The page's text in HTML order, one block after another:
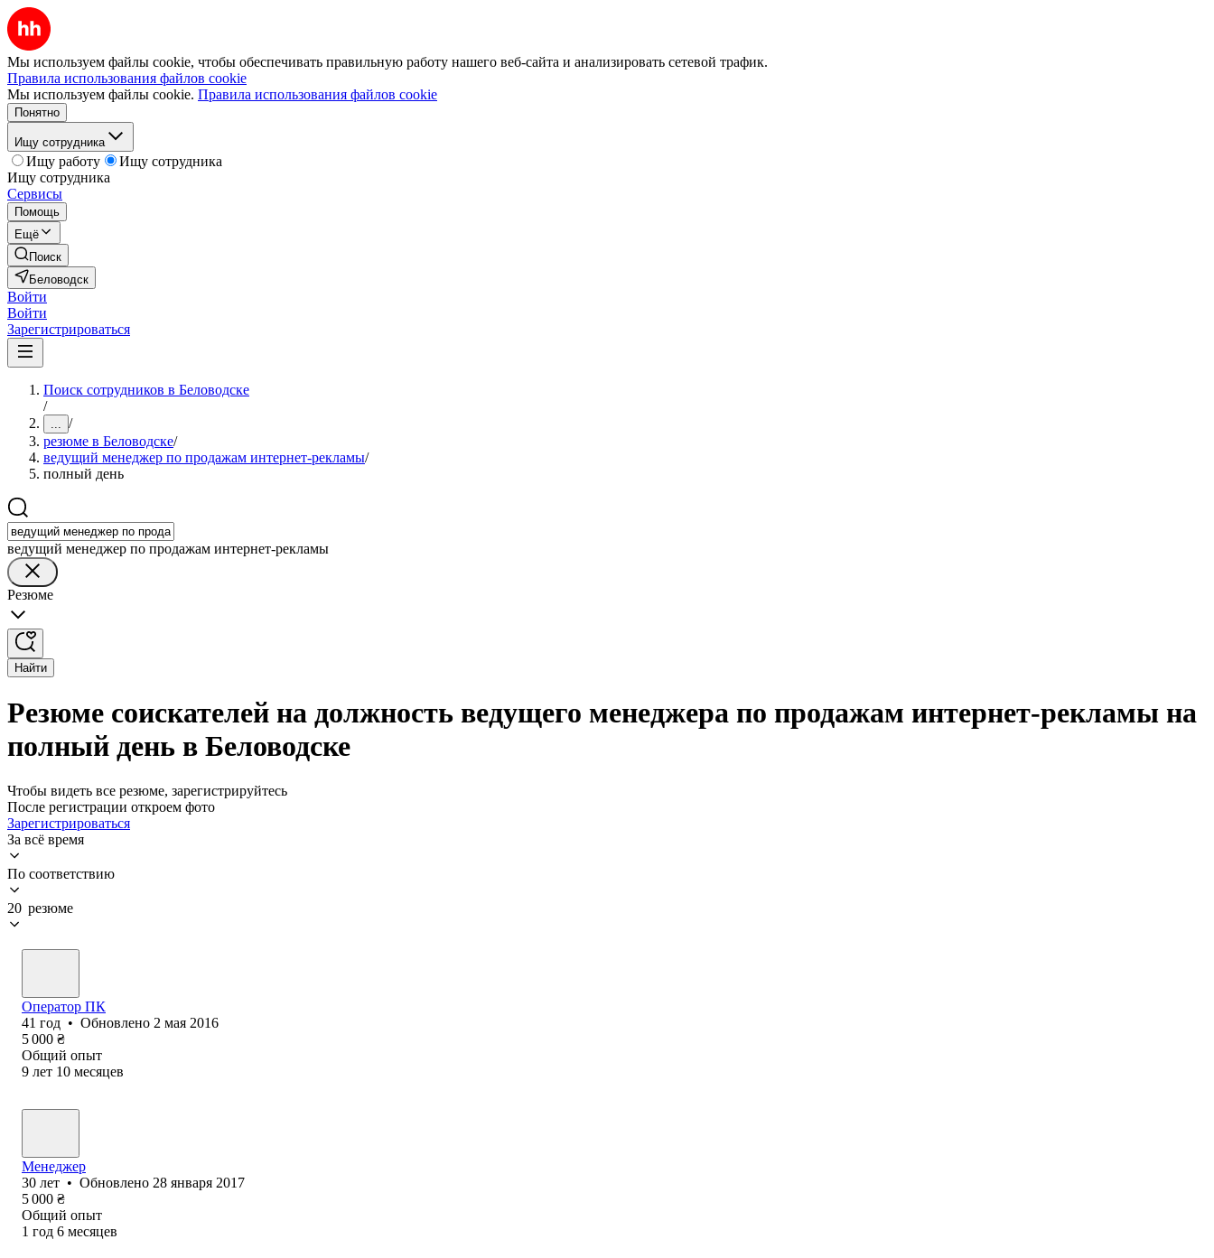
Мы используем файлы cookie, чтобы обеспечивать правильную работу нашего веб-сайта и анализировать сетевой трафик.
Правила использования файлов cookie
Мы используем файлы cookie. Правила использования файлов cookie
Понятно
Ищу сотрудника
Ищу работу
Ищу сотрудника
Ищу сотрудника
Сервисы
Помощь
Ещё
Поиск
Беловодск
Войти
Войти
Зарегистрироваться
Поиск сотрудников в Беловодске
/
... /
резюме в Беловодске/
ведущий менеджер по продажам интернет-рекламы/
полный день
ведущий менеджер по продажам интернет-рекламы
Резюме
Найти
Резюме соискателей на должность ведущего менеджера по продажам интернет-рекламы на
полный день в Беловодске
Чтобы видеть все резюме, зарегистрируйтесь
После регистрации откроем фото
Зарегистрироваться
За всё время
По соответствию
20 резюме
Оператор ПК
41 год • Обновлено 2 мая 2016
5 000 ₴
Общий опыт
9 лет 10 месяцев
Менеджер
30 лет • Обновлено 28 января 2017
5 000 ₴
Общий опыт
1 год 6 месяцев